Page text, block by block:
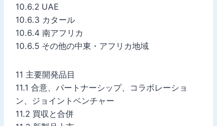
10.6.2 UAE
10.6.3 カタール
10.6.4 南アフリカ
10.6.5 その他の中東・アフリカ地域
11 主要開発品目
11.1 合意、パートナーシップ、コラボレーショ
ン、ジョイントベンチャー
11.2 買収と合併